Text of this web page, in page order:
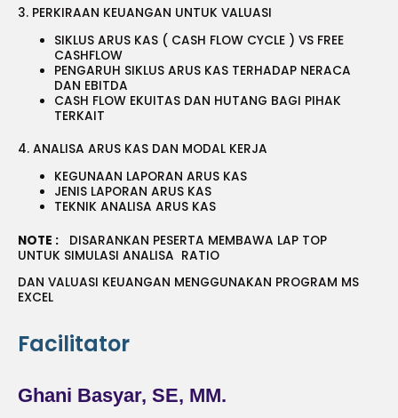
3. PERKIRAAN KEUANGAN UNTUK VALUASI
SIKLUS ARUS KAS ( CASH FLOW CYCLE ) VS FREE
CASHFLOW
PENGARUH SIKLUS ARUS KAS TERHADAP NERACA
DAN EBITDA
CASH FLOW EKUITAS DAN HUTANG BAGI PIHAK
TERKAIT
4. ANALISA ARUS KAS DAN MODAL KERJA
KEGUNAAN LAPORAN ARUS KAS
JENIS LAPORAN ARUS KAS
TEKNIK ANALISA ARUS KAS
NOTE : DISARANKAN PESERTA MEMBAWA LAP TOP
UNTUK SIMULASI ANALISA RATIO
DAN VALUASI KEUANGAN MENGGUNAKAN PROGRAM MS
EXCEL
Facilitator
Ghani Basyar, SE, MM.